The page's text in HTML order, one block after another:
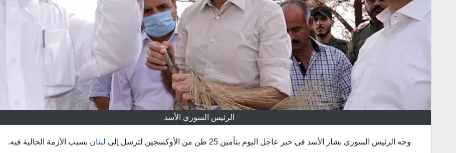
الرئيس السوري الأسد
وجه الرئيس السوري بشار الأسد في خبر عاجل اليوم بتأمين 25 طن من الأوكسجين لترسل إلى لبنان بسبب الأزمة الحالية فيه.